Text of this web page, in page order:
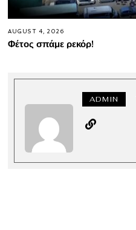
AUGUST 4, 2026
Φέτος σπάμε ρεκόρ!
ADMIN